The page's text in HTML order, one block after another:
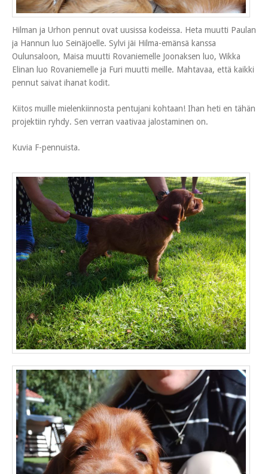
Hilman ja Urhon pennut ovat uusissa kodeissa. Heta muutti Paulan
ja Hannun luo Seinäjoelle. Sylvi jäi Hilma-emänsä kanssa
Oulunsaloon, Maisa muutti Rovaniemelle Joonaksen luo, Wikka
Elinan luo Rovaniemelle ja Furi muutti meille. Mahtavaa, että kaikki
pennut saivat ihanat kodit.
Kiitos muille mielenkiinnosta pentujani kohtaan! Ihan heti en tähän
projektiin ryhdy. Sen verran vaativaa jalostaminen on.
Kuvia F-pennuista.